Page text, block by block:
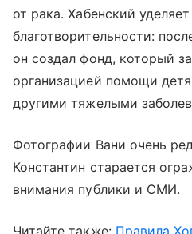
от рака. Хабенский
благотворительности:
он создал фонд, который
организацией помощи
другими тяжелыми
Фотографии Вани очень
Константин старается
внимания публики и СМИ.
Читайте также: Правила